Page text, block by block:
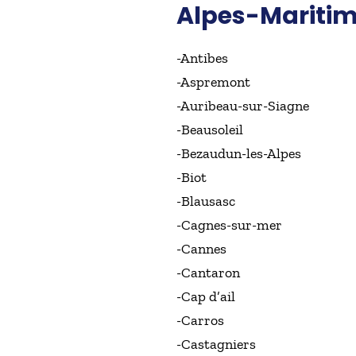
Alpes-
-Antibes
-Aspremont
-Auribeau-sur-Siagne
-Beausoleil
-Bezaudun-les-Alpes
-Biot
-Blausasc
-Cagnes-sur-mer
-Cannes
-Cantaron
-Cap d’ail
-Carros
-Castagniers